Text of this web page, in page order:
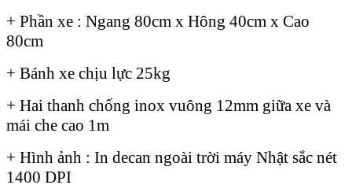
+ Phần xe : Ngang 80cm x Hông 40cm x Cao
80cm
+ Bánh xe chịu lực 25kg
+ Hai thanh chống inox vuông 12mm giữa xe và
mái che cao 1m
+ Hình ảnh : In decan ngoài trời máy Nhật sắc nét
1400 DPI